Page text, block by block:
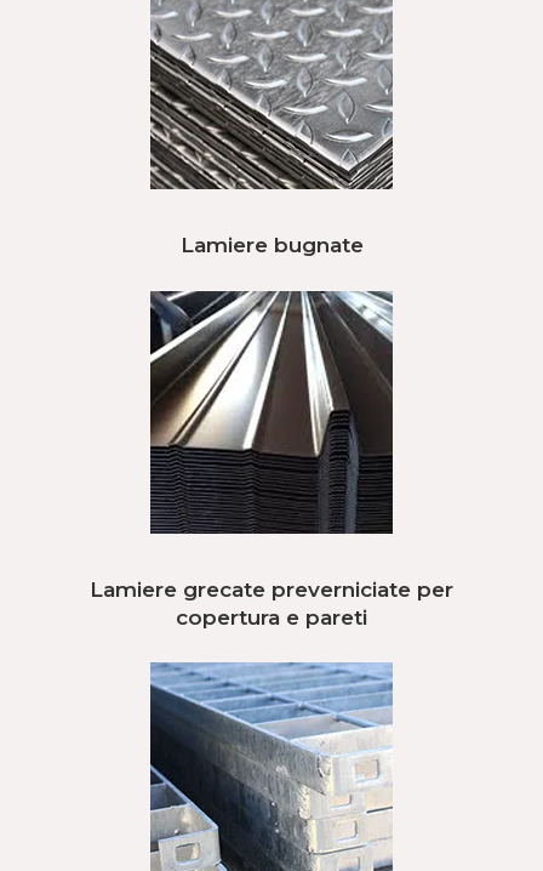
Lamiere bugnate
Lamiere grecate preverniciate per
copertura e pareti